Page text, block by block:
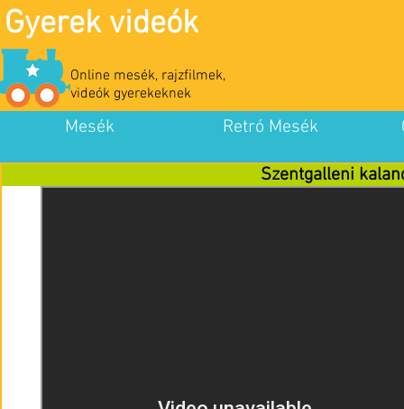
Gyerek videók
Online mesék, rajzfilmek,
videók gyerekeknek
Mesék Retró Mesék
Szentgalleni